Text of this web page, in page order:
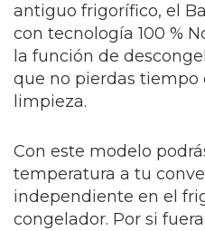
antiguo frigorífico, el
con tecnología 100 %
la función de
que no pierdas tiempo
limpieza.
Con este modelo
temperatura a tu
independiente en el
congelador. Por si